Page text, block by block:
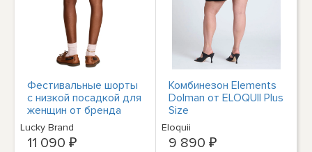
Фестивальные шорты
с низкой посадкой для
женщин от бренда
Lucky
Lucky Brand
11 090 ₽
Комбинезон Elements
Dolman от ELOQUII Plus
Size
Eloquii
9 890 ₽